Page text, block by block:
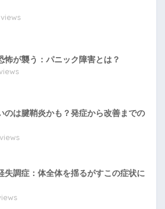
怖が襲う：パニック障害とは？
のは腱鞘炎かも？発症から改善までの
失調症：体全体を揺るがすこの症状に